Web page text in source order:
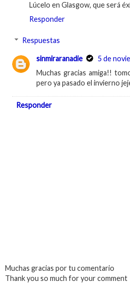
Lúcelo en Glasgow, que será
Responder
Respuestas
sinmiraranadie
5 de
Muchas gracias amiga!!
pero ya pasado el invierno
Responder
Muchas gracias por tu comentario
Thank you so much for your comment